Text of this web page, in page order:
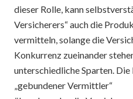
dieser Rolle, kann
Versicherers“ auch die
vermitteln, solange die
Konkurrenz zueinander
unterschiedliche Sparten.
„gebundener Vermittler“